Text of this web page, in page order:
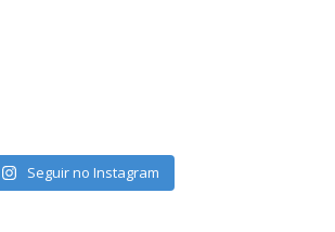
Seguir no Instagram